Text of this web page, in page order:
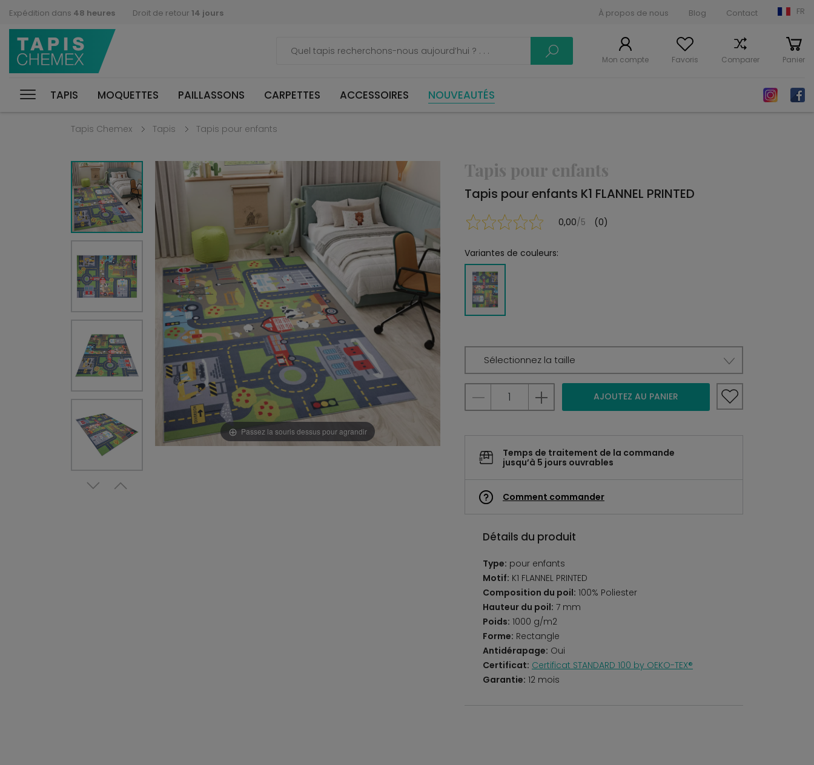
Expédition dans 48 heures Droit de retour 14 jours À propos de nous Blog Contact FR
Mon compte Favoris Comparer Panier
TAPIS MOQUETTES PAILLASSONS CARPETTES ACCESSOIRES NOUVEAUTÉS
Tapis Chemex Tapis Tapis pour enfants
Passez la souris dessus pour agrandir
Tapis pour enfants
Tapis pour enfants K1 FLANNEL PRINTED
0,00/5 (0)
Variantes de couleurs:
Sélectionnez la taille
AJOUTEZ AU PANIER
Temps de traitement de la commande
jusqu’à 5 jours ouvrables
Comment commander
Détails du produit
Type: pour enfants
Motif: K1 FLANNEL PRINTED
Composition du poil: 100% Poliester
Hauteur du poil: 7 mm
Poids: 1000 g/m2
Forme: Rectangle
Antidérapage: Oui
Certificat: Certificat STANDARD 100 by OEKO-TEX®
Garantie: 12 mois